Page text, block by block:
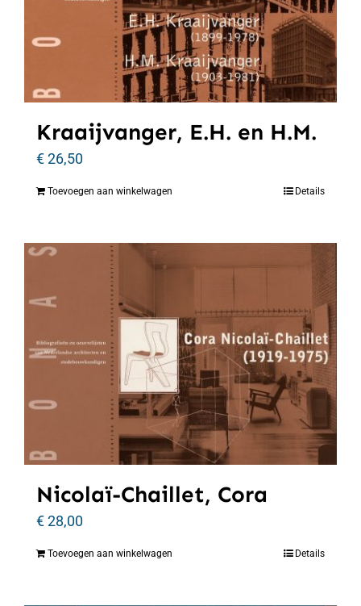
Kraaijvanger, E.H. en H.M.
€26,50
Toevoegen aan winkelwagen Details
Nicolaï-Chaillet, Cora
€28,00
Toevoegen aan winkelwagen Details